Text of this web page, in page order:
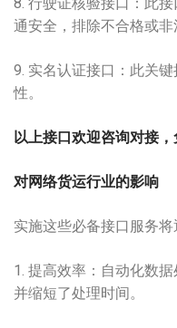
通安全，排除不合格或非
9. 实名认证接口：此关
性。
以上接口欢迎咨询对接，
对网络货运行业的影响
实施这些必备接口服务
1. 提高效率：自动化数
并缩短了处理时间。